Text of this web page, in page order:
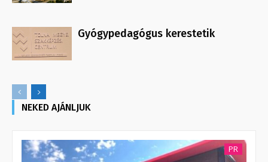
Gyógypedagógus kerestetik
NEKED AJÁNLJUK
PR